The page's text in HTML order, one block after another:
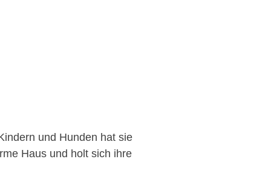
und Hunden hat sie
Haus und holt sich ihre